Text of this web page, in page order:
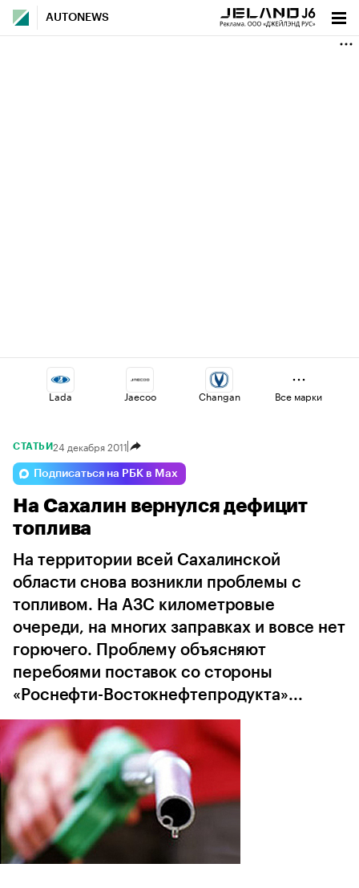
AUTONEWS
Lada Jaecoo Changan
Voyah Volga
Esteo Geely Omoda
Все марки
СТАТЬИ24 декабря 2011
Подписаться на РБК в Max
На Сахалин вернулся дефицит
топлива
На территории всей Сахалинской
области снова возникли проблемы с
топливом. На АЗС километровые
очереди, на многих заправках и вовсе нет
горючего. Проблему объясняют
перебоями поставок со стороны
«Роснефти-Востокнефтепродукта»...